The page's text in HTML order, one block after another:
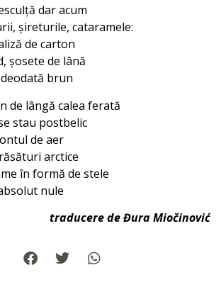
dar acum
șireturile, cataramele:
de carton
șosete de lână
brun
de lângă calea ferată
stau postbelic
de aer
arctice
în formă de stele
nule
traducere de Đura Miočinović